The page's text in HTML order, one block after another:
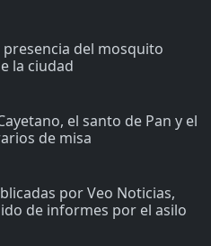
del mosquito
la ciudad
el santo de Pan y el
de misa
por Veo Noticias,
de informes por el asilo